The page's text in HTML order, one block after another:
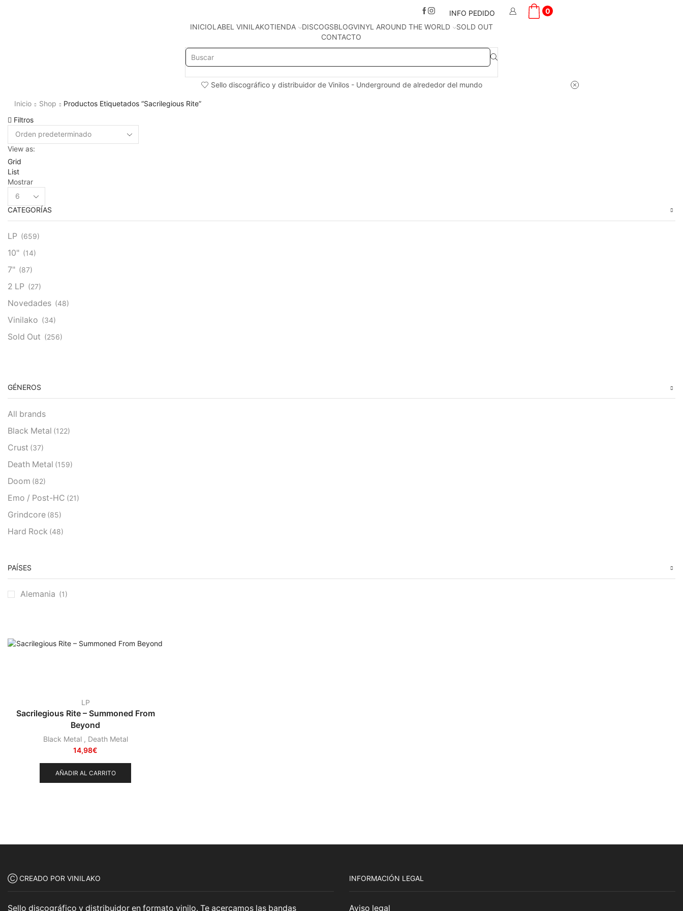
INFO PEDIDO
0
INICIOLABEL VINILAKOTIENDA DISCOGSBLOGVINYL AROUND THE WORLD
SOLD OUT
CONTACTO
Search
input
Sello discográfico y distribuidor de Vinilos - Underground de alrededor del mundo
Inicio Shop
Productos Etiquetados “Sacrilegious Rite”
Filtros
View as:
Grid
List
Mostrar
Products
per
page
CATEGORÍAS
LP (659)
10" (14)
7" (87)
2 LP (27)
Novedades (48)
Vinilako (34)
Sold Out (256)
GÉNEROS
All brands
Black Metal (122)
Crust (37)
Death Metal (159)
Doom (82)
Emo / Post-HC (21)
Grindcore (85)
Hard Rock (48)
Heavy Metal
Otros(38)
Prog (25)
Stoner (22)
PAÍSES
Alemania (1)
LP
Sacrilegious Rite – Summoned From
Beyond
Black Metal, Death Metal
14,98€
AÑADIR AL CARRITO
Ⓒ CREADO POR VINILAKO
Sello discográfico y distribuidor en formato vinilo. Te acercamos las bandas
INFORMACIÓN LEGAL
Aviso legal